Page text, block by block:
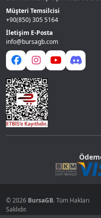
Müşteri Temsilcisi
+90(850) 305 5164
İletişim E-Posta
info@bursagb.com
© 2026 BursaGB. Tüm Hakları
Saklıdır.